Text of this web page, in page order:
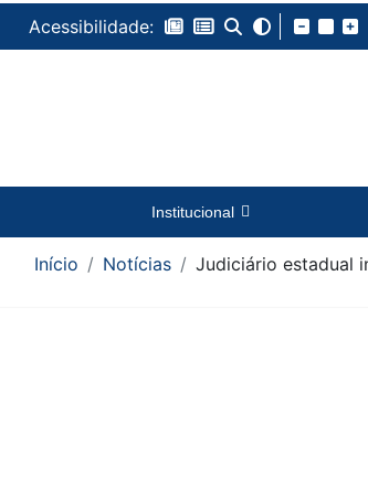
Acessibilidade:
Institucional
Início Notícias Judiciário estadual